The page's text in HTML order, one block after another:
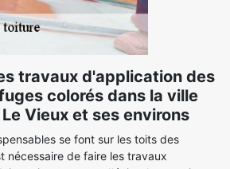
travaux d'application des
colorés dans la ville
Vieux et ses environs
se font sur les toits des
nécessaire de faire les travaux